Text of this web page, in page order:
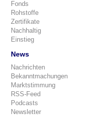
Fonds
Rohstoffe
Zertifikate
Nachhaltig
Einstieg
News
Nachrichten
Bekanntmachungen
Marktstimmung
RSS-Feed
Podcasts
Newsletter